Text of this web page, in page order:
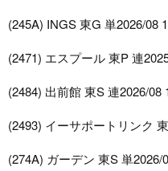
(245A) INGS 東G 単2026/08
(2471) エスプール 東P 連
(2484) 出前館 東S 連2026/08
(2493) イーサポートリンク
(274A) ガーデン 東S 単2026/